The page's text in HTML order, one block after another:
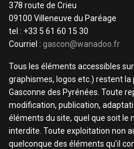
378 route de Crieu
09100 Villeneuve du Paréage
tel : +33 5 61 60 15 30
Courriel : gascon@wanadoo.fr
Tous les éléments accessibles
graphismes, logos etc.) restent la
Gasconne des Pyrénées. Toute
modification, publication,
éléments du site, quel que soit le
interdite. Toute exploitation non
quelconque des éléments qu’il